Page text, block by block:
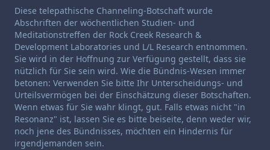
Haftungsausschluss für Channeling:
Diese telepathische Channeling-Botschaft wurde
Abschriften der wöchentlichen Studien- und
Meditationstreffen der Rock Creek Research &
Development Laboratories und L/L Research entnommen.
Sie wird in der Hoffnung zur Verfügung gestellt, dass sie
nützlich für Sie sein wird. Wie die Bündnis-Wesen immer
betonen: Verwenden Sie bitte Ihr Unterscheidungs- und
Urteilsvermögen bei der Einschätzung dieser Botschaften.
Wenn etwas für Sie wahr klingt, gut. Falls etwas nicht "in
Resonanz" ist, lassen Sie es bitte beiseite, denn weder wir,
noch jene des Bündnisses, möchten ein Hindernis für
irgendjemanden sein.